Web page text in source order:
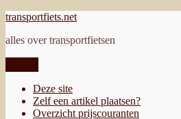
Ga
de
transportfiets.net
alles over transportfietsen
Deze site
Zelf een artikel plaatsen?
Overzicht prijscouranten